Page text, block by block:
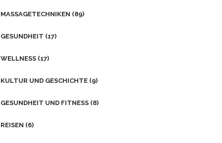
Wellness und Wohlbefinden ein.
MASSAGETECHNIKEN (89)
GESUNDHEIT (17)
WELLNESS (17)
KULTUR UND GESCHICHTE (9)
GESUNDHEIT UND FITNESS (8)
REISEN (6)